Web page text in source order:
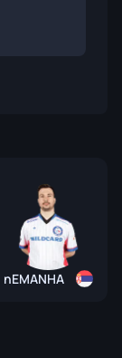
nEMANHA